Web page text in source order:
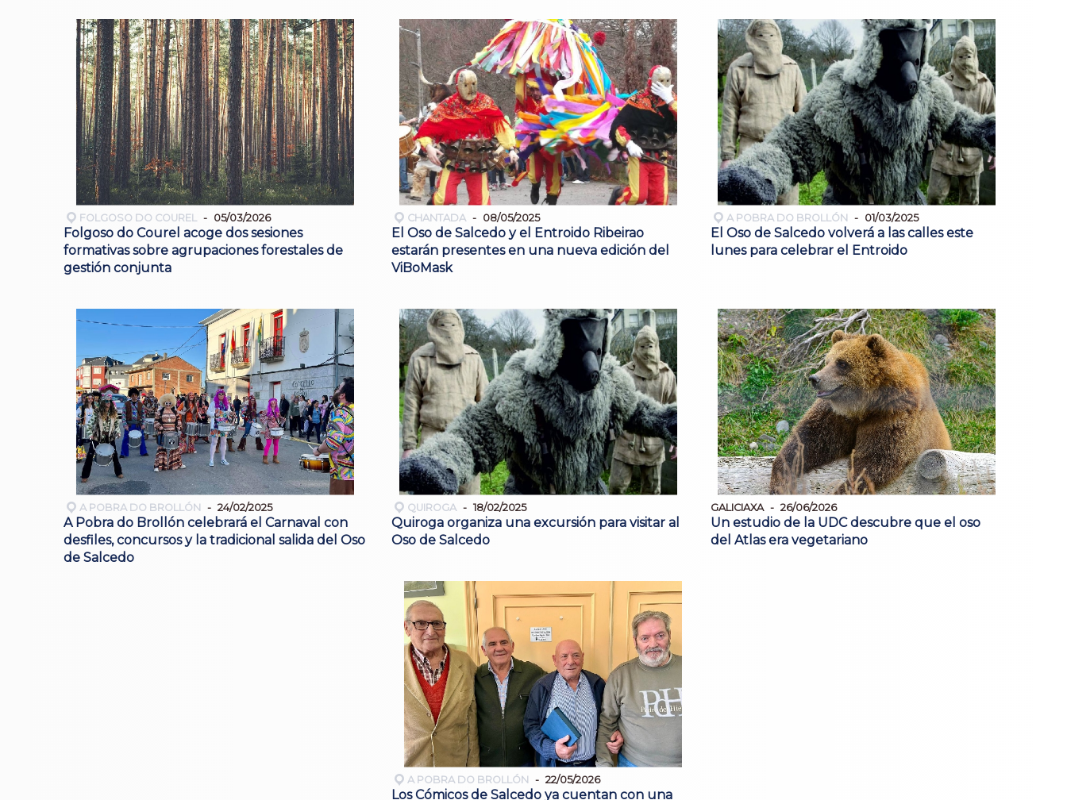
FOLGOSO DO COUREL 05/03/2026
Folgoso do Courel acoge dos sesiones
formativas sobre agrupaciones forestales de
gestión conjunta
CHANTADA 08/05/2025
El Oso de Salcedo y el Entroido Ribeirao
estarán presentes en una nueva edición del
ViBoMask
A POBRA DO BROLLÓN 01/03/2025
El Oso de Salcedo volverá a las calles este
lunes para celebrar el Entroido
A POBRA DO BROLLÓN 24/02/2025
A Pobra do Brollón celebrará el Carnaval con
desfiles, concursos y la tradicional salida del Oso
de Salcedo
QUIROGA 18/02/2025
Quiroga organiza una excursión para visitar al
Oso de Salcedo
GALICIAXA 26/06/2026
Un estudio de la UDC descubre que el oso
del Atlas era vegetariano
A POBRA DO BROLLÓN 22/05/2026
Los Cómicos de Salcedo ya cuentan con una